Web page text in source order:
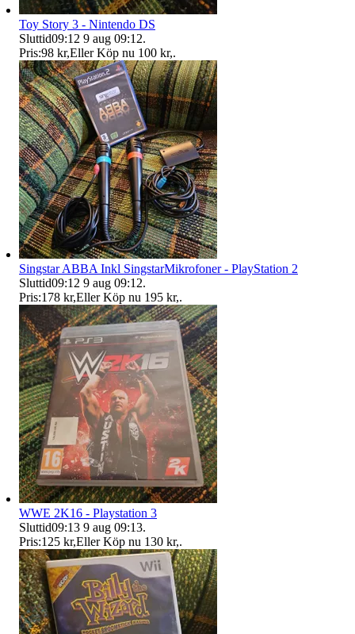
Toy Story 3 - Nintendo DS
Sluttid09:12 9 aug 09:12.
Pris:98 kr,Eller Köp nu 100 kr,.
Singstar ABBA Inkl SingstarMikrofoner - PlayStation 2
Sluttid09:12 9 aug 09:12.
Pris:178 kr,Eller Köp nu 195 kr,.
WWE 2K16 - Playstation 3
Sluttid09:13 9 aug 09:13.
Pris:125 kr,Eller Köp nu 130 kr,.